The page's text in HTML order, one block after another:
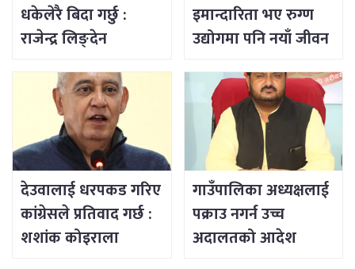
धकेलेरै बिदा गर्छु :
राजेन्द्र लिङ्देन
इमान्दारिता भए रुग्ण
उद्योगमा पनि नयाँ जीवन
देउवालाई धरपकड गरिए
कांग्रेसले प्रतिवाद गर्छ :
शशांक कोइराला
गाउँपालिका अध्यक्षलाई
पक्राउ नगर्न उच्च
अदालतको आदेश